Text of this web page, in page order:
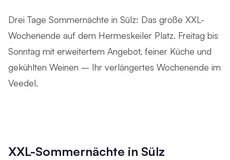
Drei Tage Sommernächte in Sülz: Das große XXL-
Wochenende auf dem Hermeskeiler Platz. Freitag bis
Sonntag mit erweitertem Angebot, feiner Küche und
gekühlten Weinen – Ihr verlängertes Wochenende im
Veedel.
XXL-Sommernächte in Sülz